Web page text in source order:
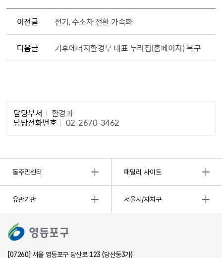
이전글 전기, 수소차 전환 가속화
다음글 기후에너지환경부 대표 누리집(홈페이지) 복구
담당부서 환경과
담당전화번호 02-2670-3462
동주민센터 패밀리 사이트
유관기관 서울시/자치구
[07260] 서울 영등포구 당산로 123 (당산동3가)